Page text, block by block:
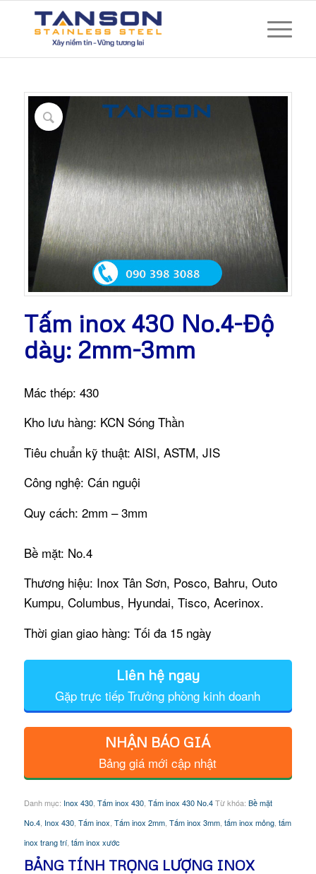
Tấm inox 430 No.4-Độ
dày: 2mm-3mm
Mác thép: 430
Kho lưu hàng: KCN Sóng Thần
Tiêu chuẩn kỹ thuật: AISI, ASTM, JIS
Công nghệ: Cán nguội
Quy cách: 2mm – 3mm
Bề mặt: No.4
Thương hiệu: Inox Tân Sơn, Posco, Bahru, Outo
Kumpu, Columbus, Hyundai, Tisco, Acerinox.
Thời gian giao hàng: Tối đa 15 ngày
Liên hệ ngay
Gặp trực tiếp Trưởng phòng kinh doanh
NHẬN BÁO GIÁ
Bảng giá mới cập nhật
Danh mục: Inox 430, Tấm inox 430, Tấm inox 430 No.4 Từ khóa: Bề mặt
No.4, Inox 430, Tấm inox Tấm inox 2mm, Tấm inox 3mm, tấm inox mỏng, tấm
inox trang trí, tấm inox xước
BẢNG TÍNH TRỌNG LƯỢNG INOX